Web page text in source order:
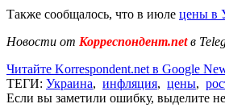
Также сообщалось, что в июле цены в
Новости от Корреспондент.netв
Читайте Korrespondent.net в Google
ТЕГИ: Украина, инфляция, цены,
Если вы заметили ошибку, выделите